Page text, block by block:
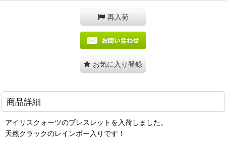
再入荷
お気に入り登録
商品詳細
アイリスクォーツのブレスレットを入荷しました。
天然クラックのレインボー入りです！